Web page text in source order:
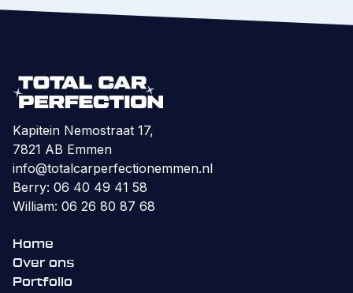
Kapitein Nemostraat 17,
7821 AB Emmen
info@totalcarperfectionemmen.nl
Berry: 06 40 49 41 58
William: 06 26 80 87 68
Home
Over ons
Portfolio